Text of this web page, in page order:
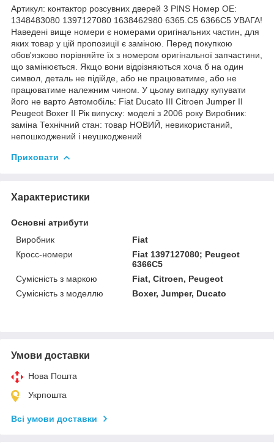
Артикул: контактор розсувних дверей 3 PINS Номер OE:
1348483080 1397127080 1638462980 6365.C5 6366C5 УВАГА!
Наведені вище номери є номерами оригінальних частин, для
яких товар у цій пропозиції є заміною. Перед покупкою
обов'язково порівняйте їх з номером оригінальної запчастини,
що замінюється. Якщо вони відрізняються хоча б на один
символ, деталь не підійде, або не працюватиме, або не
працюватиме належним чином. У цьому випадку купувати
його не варто Автомобіль: Fiat Ducato III Citroen Jumper II
Peugeot Boxer II Рік випуску: моделі з 2006 року Виробник:
заміна Технічний стан: товар НОВИЙ, невикористаний,
непошкоджений і неушкоджений
Приховати
Характеристики
Основні атрибути
Виробник
Fiat
Кросс-номери
Fiat 1397127080; Peugeot
6366C5
Сумісність з маркою
Fiat, Citroen, Peugeot
Сумісність з моделлю
Boxer, Jumper, Ducato
Умови доставки
Нова Пошта
Укрпошта
Всі умови доставки